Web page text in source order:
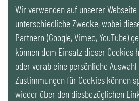
AG
AG Gewährleistung
Kreislaufwirtschaft
AG Zirkuläre
AG K.O.P.T.-
Innovationslabor
FAQ für Bauherren
Wir verwenden auf unserer
unterschiedliche Zwecke, wobei
Partnern (Google, Vimeo, YouTube)
können dem Einsatz dieser
oder vorab eine persönliche Auswahl
Zustimmungen für Cookies können
wieder über den diesbezüglichen